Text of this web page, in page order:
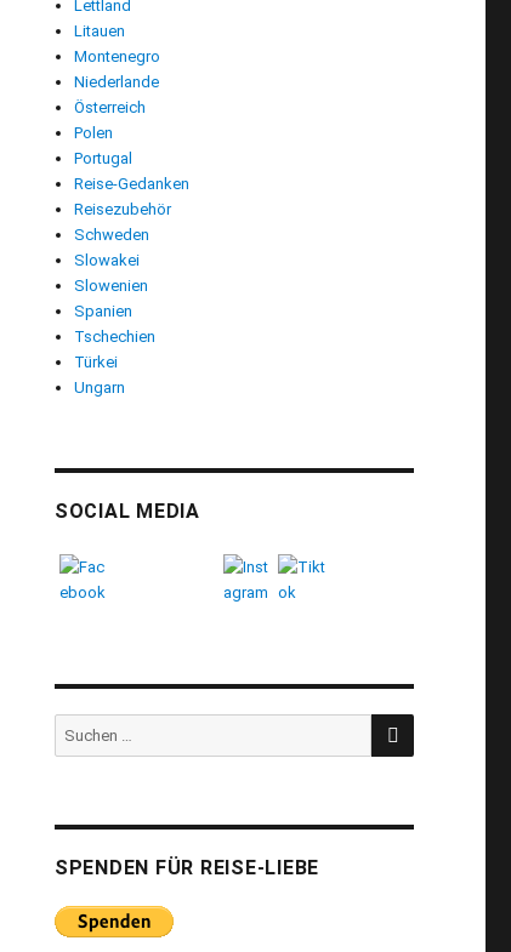
Lettland
Litauen
Montenegro
Niederlande
Österreich
Polen
Portugal
Reise-Gedanken
Reisezubehör
Schweden
Slowakei
Slowenien
Spanien
Tschechien
Türkei
Ungarn
SOCIAL MEDIA
Suchen
nach:
SUCHEN
SPENDEN FÜR REISE-LIEBE